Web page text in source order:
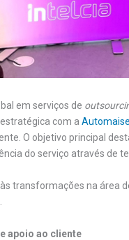
em serviços de
com a Automaise
O objetivo principal
do serviço através de
transformações na área
apoio ao cliente